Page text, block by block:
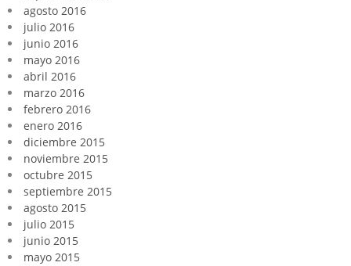
agosto 2016
julio 2016
junio 2016
mayo 2016
abril 2016
marzo 2016
febrero 2016
enero 2016
diciembre 2015
noviembre 2015
octubre 2015
septiembre 2015
agosto 2015
julio 2015
junio 2015
mayo 2015